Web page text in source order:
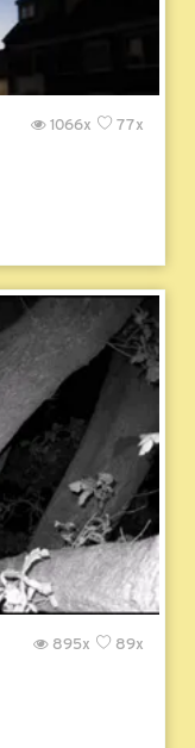
77x
1066x
89x
895x